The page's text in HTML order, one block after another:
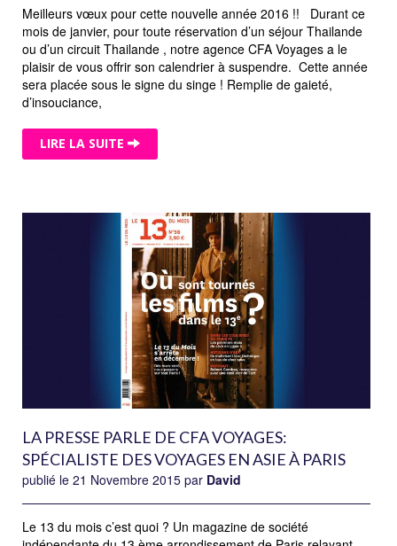
Meilleurs vœux pour cette nouvelle année 2016 !! Durant ce
mois de janvier, pour toute réservation d’un séjour Thailande
ou d’un circuit Thailande , notre agence CFA Voyages a le
plaisir de vous offrir son calendrier à suspendre. Cette année
sera placée sous le signe du singe ! Remplie de gaieté,
d’insouciance,
LIRE LA SUITE
LA PRESSE PARLE DE CFA VOYAGES:
SPÉCIALISTE DES VOYAGES EN ASIE À PARIS
publié le 21 Novembre 2015 par David
Le 13 du mois c’est quoi ? Un magazine de société